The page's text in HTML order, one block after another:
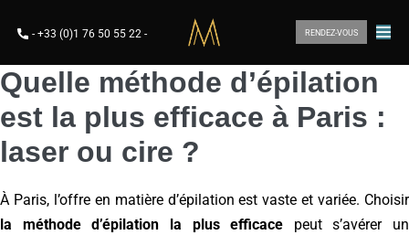
- +33 (0)1 76 50 55 22 - RENDEZ-VOUS
Quelle méthode d’épilation
est la plus efficace à Paris :
laser ou cire ?
À Paris, l’offre en matière d’épilation est vaste et variée. Choisir
la méthode d’épilation la plus efficace peut s’avérer un